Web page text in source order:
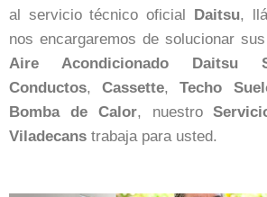
al servicio técnico oficial Daitsu,
nos encargaremos de solucionar
Aire Acondicionado Daitsu
Conductos,Cassette,Techo
Bomba de Calor, nuestro
Viladecans trabaja para usted.